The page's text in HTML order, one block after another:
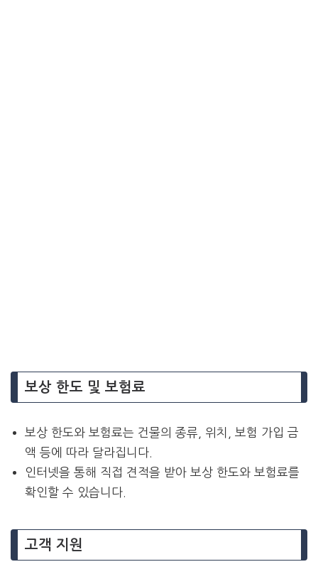
보상 한도 및 보험료
보상 한도와 보험료는 건물의 종류, 위치, 보험 가입 금
액 등에 따라 달라집니다.
인터넷을 통해 직접 견적을 받아 보상 한도와 보험료를
확인할 수 있습니다.
고객 지원